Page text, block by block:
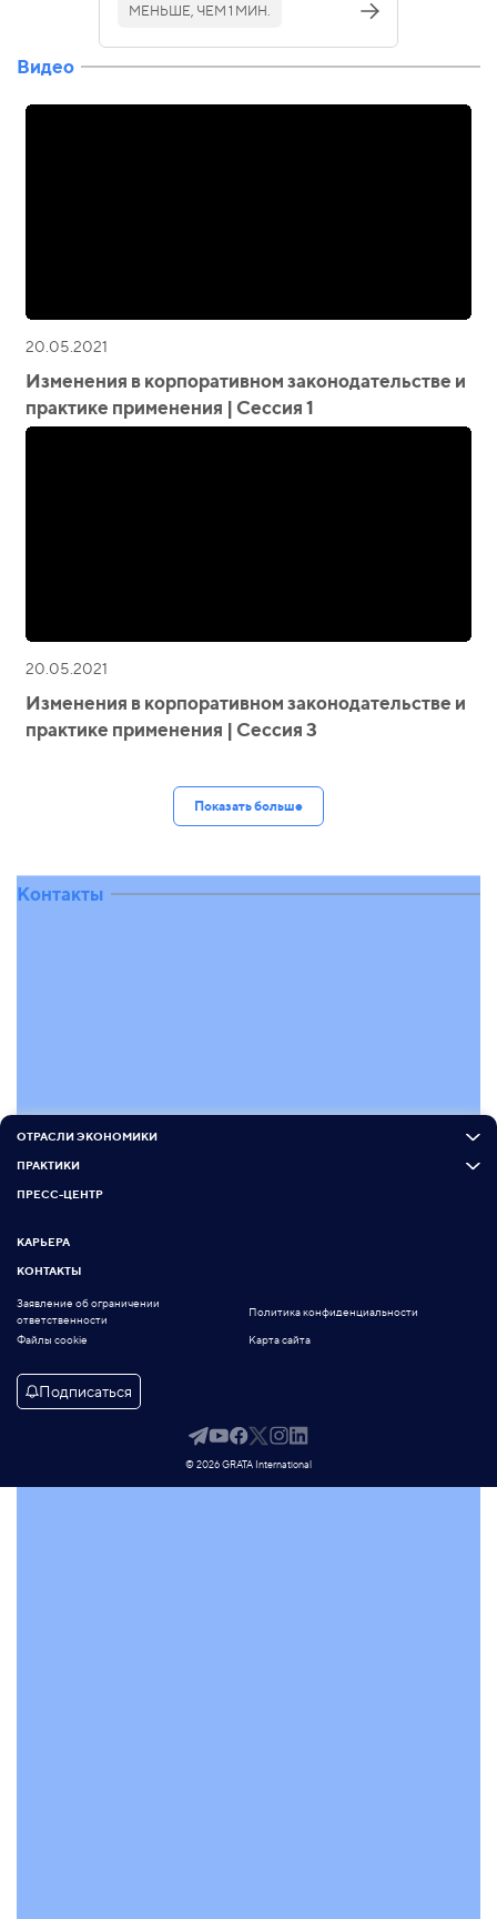
МЕНЬШЕ, ЧЕМ 1 МИН.
Видео
20.05.2021
Изменения в корпоративном законодательстве и
практике применения | Сессия 1
20.05.2021
Изменения в корпоративном законодательстве и
практике применения | Сессия 3
Показать больше
Контакты
ОТРАСЛИ ЭКОНОМИКИ
ПРАКТИКИ
ПРЕСС-ЦЕНТР
КАРЬЕРА
КОНТАКТЫ
Заявление об ограничении
ответственности
Политика конфиденциальности
Файлы cookie Карта сайта
Подписаться
© 2026 GRATA International